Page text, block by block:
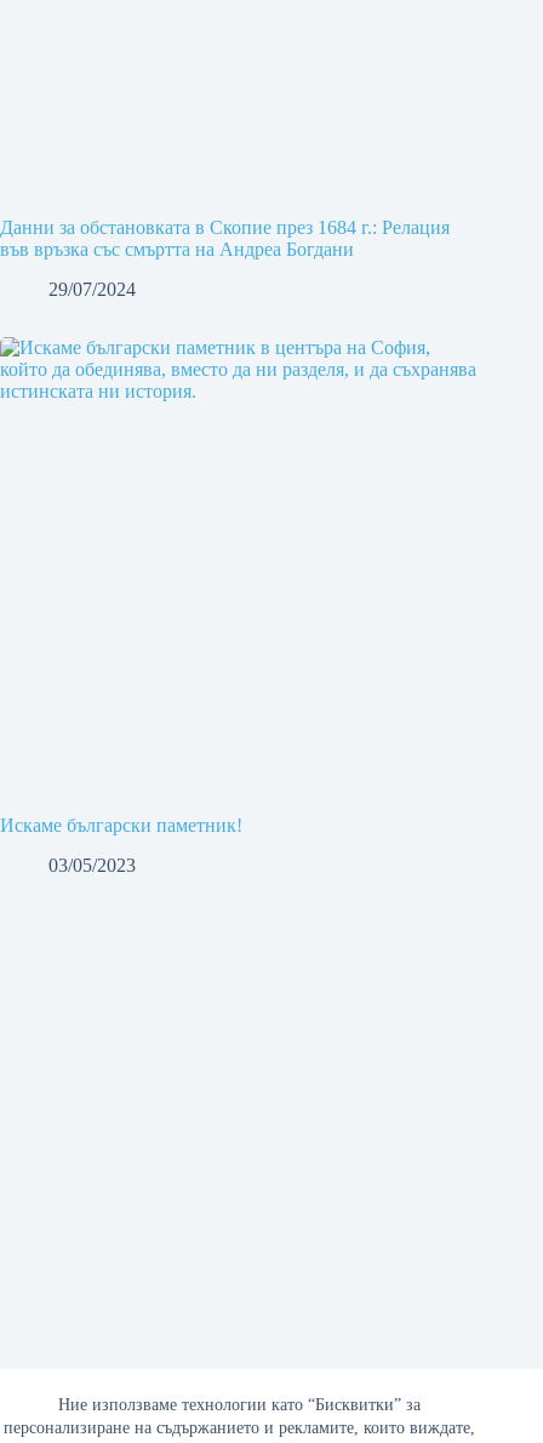
Ние използваме технологии като “Бисквитки” за
персонализиране на съдържанието и рекламите, които виждате,
Данни за обстановката в Скопие през 1684 г.: Релация
във връзка със смъртта на Андреа Богдани
29/07/2024
Искаме български паметник!
03/05/2023
Италиански учени откриха „люлката“ на шизофренията